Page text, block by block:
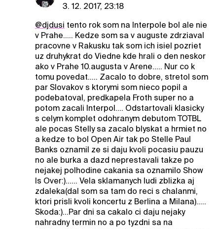
3. 12. 2017, 23:18
@djdusi tento rok som na Interpole bol ale nie
v Prahe..... Kedze som sa v auguste zdrziaval
pracovne v Rakusku tak som ich isiel pozriet
uz druhykrat do Viedne kde hrali o den neskor
ako v Prahe 10.augusta v Arene..... Nur co k
tomu povedat..... Zacalo to dobre, stretol som
par Slovakov s ktorymi som nieco popil a
podebatoval, predkapela Froth super no a
potom zacali Interpol.... Odstartovali klasicky
s celym komplet odohranym debutom TOTBL
ale pocas Stelly sa zacalo blyskat a hrmiet no
a kedze to bol Open Air tak po Stelle Paul
Banks oznamil ze si daju kvoli pocasiu pauzu
no ale burka a dazd neprestavali takze po
nejakej polhodine cakania sa oznamilo Show
Is Over:)...... Vela sklamanych ludi zblizka aj
zdaleka(dal som sa tam do reci s chalanmi,
ktori prisli kvoli koncertu z Berlina a Milana).....
Skoda:)...Par dni sa cakalo ci daju nejaky
nahradny termin no a po tyzdni sa na